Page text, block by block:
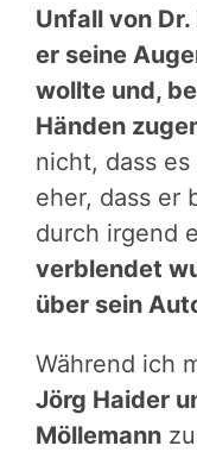
Unfall von
er seine
wollte und,
Händen
nicht, dass
eher, dass er
durch irgend
verblendet
über sein
Während ich
Jörg Haider
Möllemann